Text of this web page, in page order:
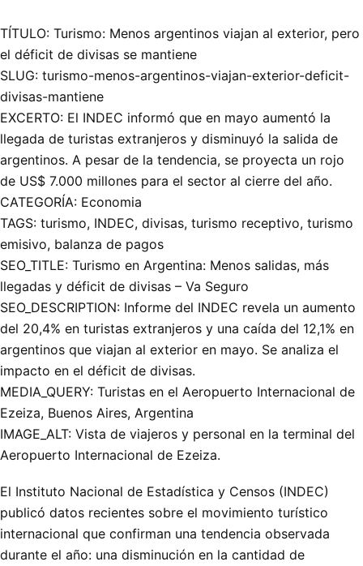
TÍTULO: Turismo: Menos argentinos viajan al exterior, pero
el déficit de divisas se mantiene
SLUG: turismo-menos-argentinos-viajan-exterior-deficit-
divisas-mantiene
EXCERTO: El INDEC informó que en mayo aumentó la
llegada de turistas extranjeros y disminuyó la salida de
argentinos. A pesar de la tendencia, se proyecta un rojo
de US$ 7.000 millones para el sector al cierre del año.
CATEGORÍA: Economia
TAGS: turismo, INDEC, divisas, turismo receptivo, turismo
emisivo, balanza de pagos
SEO_TITLE: Turismo en Argentina: Menos salidas, más
llegadas y déficit de divisas – Va Seguro
SEO_DESCRIPTION: Informe del INDEC revela un aumento
del 20,4% en turistas extranjeros y una caída del 12,1% en
argentinos que viajan al exterior en mayo. Se analiza el
impacto en el déficit de divisas.
MEDIA_QUERY: Turistas en el Aeropuerto Internacional de
Ezeiza, Buenos Aires, Argentina
IMAGE_ALT: Vista de viajeros y personal en la terminal del
Aeropuerto Internacional de Ezeiza.
El Instituto Nacional de Estadística y Censos (INDEC)
publicó datos recientes sobre el movimiento turístico
internacional que confirman una tendencia observada
durante el año: una disminución en la cantidad de